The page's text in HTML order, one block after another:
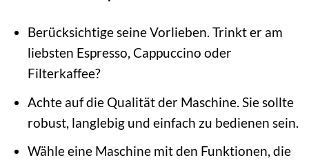
Berücksichtige seine Vorlieben. Trinkt er am
liebsten Espresso, Cappuccino oder
Filterkaffee?
Achte auf die Qualität der Maschine. Sie sollte
robust, langlebig und einfach zu bedienen sein.
Wähle eine Maschine mit den Funktionen, die